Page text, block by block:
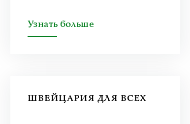
Узнать больше
ШВЕЙЦАРИЯ ДЛЯ ВСЕХ